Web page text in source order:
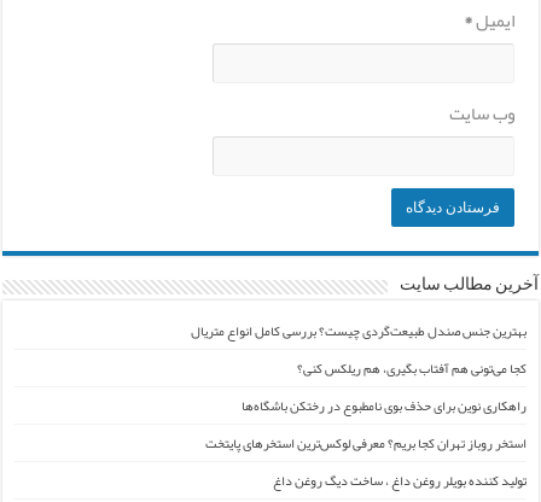
ایمیل*
وب‌ سایت
آخرین مطالب سایت
بهترین جنس صندل طبیعت‌گردی چیست؟ بررسی کامل انواع متریال
کجا می‌تونی هم آفتاب بگیری، هم ریلکس کنی؟
راهکاری نوین برای حذف بوی نامطبوع در رختکن باشگاه‌ها
استخر روباز تهران کجا بریم؟ معرفی لوکس‌ترین استخرهای پایتخت
تولید کننده بویلر روغن داغ ، ساخت دیگ روغن داغ